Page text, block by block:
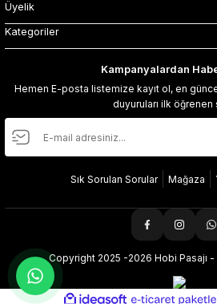
Üyelik
Kategoriler
Kampanyalardan
Hemen E-posta listemize kayıt ol, en
duyuruları ilk öğrenen
Sık Sorulan Sorular Mağaza
Copyright 2025 -2026 Hobi Pasajı -
ideasoft